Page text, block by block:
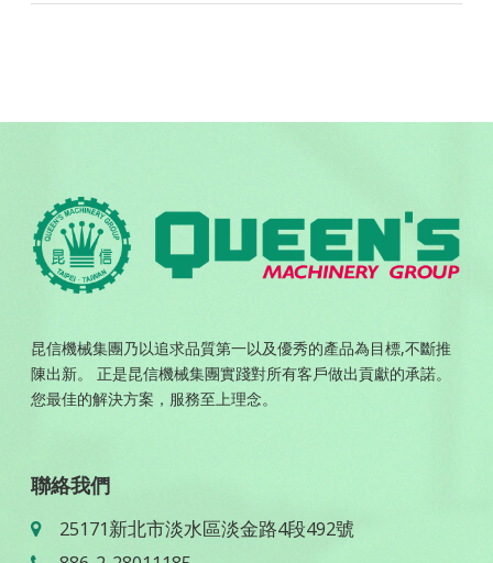
昆信機械集團乃以追求品質第一以及優秀的產品為目標,不斷推
陳出新。 正是昆信機械集團實踐對所有客戶做出貢獻的承諾。
您最佳的解決方案，服務至上理念。
聯絡我們
25171新北市淡水區淡金路4段492號